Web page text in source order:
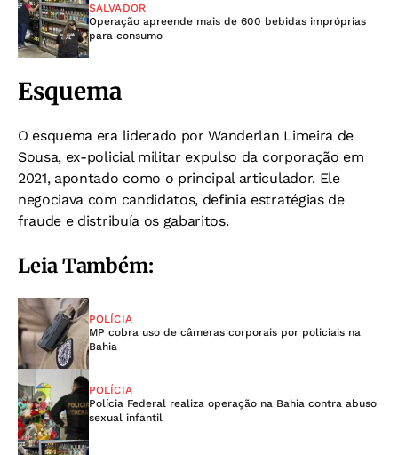
SALVADOR
Operação apreende mais de 600 bebidas impróprias
para consumo
Esquema
O esquema era liderado por Wanderlan Limeira de
Sousa, ex-policial militar expulso da corporação em
2021, apontado como o principal articulador. Ele
negociava com candidatos, definia estratégias de
fraude e distribuía os gabaritos.
Leia Também:
POLÍCIA
MP cobra uso de câmeras corporais por policiais na
Bahia
POLÍCIA
Polícia Federal realiza operação na Bahia contra abuso
sexual infantil